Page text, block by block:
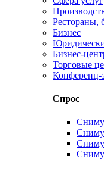
Рестораны,
Бизнес
Бизнес-
Торговые
Конференц-
Спрос
Сниму
Сниму